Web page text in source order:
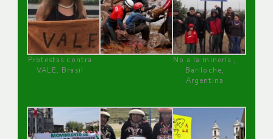
Protestas contra
VALE, Brasil
No a la minería ,
Bariloche,
Argentina